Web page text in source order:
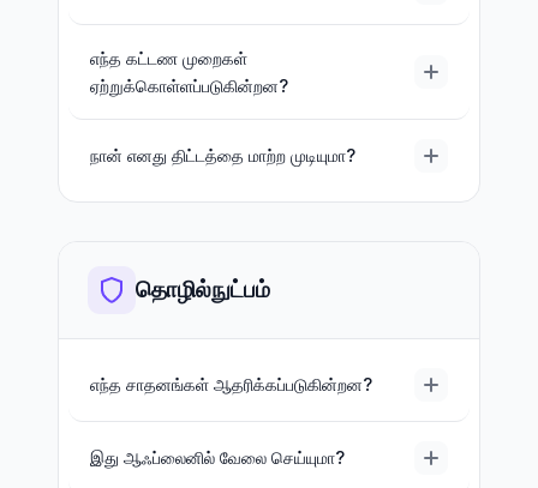
எந்த கட்டண முறைகள்
ஏற்றுக்கொள்ளப்படுகின்றன?
நான் எனது திட்டத்தை மாற்ற முடியுமா?
தொழில்நுட்பம்
எந்த சாதனங்கள் ஆதரிக்கப்படுகின்றன?
இது ஆஃப்லைனில் வேலை செய்யுமா?